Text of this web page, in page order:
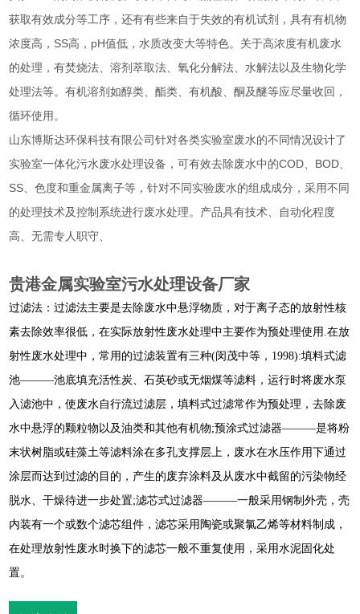
获取有效成分等工序，还有有些来自于失效的有机试剂，具有有机物
浓度高，SS高，pH值低，水质改变大等特色。关于高浓度有机废水
的处理，有焚烧法、溶剂萃取法、氧化分解法、水解法以及生物化学
处理法等。有机溶剂如醇类、酯类、有机酸、酮及醚等应尽量收回，
循环使用。
山东博斯达环保科技有限公司针对各类实验室废水的不同情况设计了
实验室一体化污水废水处理设备，可有效去除废水中的COD、BOD、
SS、色度和重金属离子等，针对不同实验废水的组成成分，采用不同
的处理技术及控制系统进行废水处理。产品具有技术、自动化程度
高、无需专人职守、
贵港金属实验室污水处理设备厂家
过滤法：过滤法主要是去除废水中悬浮物质，对于离子态的放射性核
素去除效率很低，在实际放射性废水处理中主要作为预处理使用.在放
射性废水处理中，常用的过滤装置有三种(闵茂中等，1998):填料式滤
池———池底填充活性炭、石英砂或无烟煤等滤料，运行时将废水泵
入滤池中，使废水自行流过滤层，填料式过滤常作为预处理，去除废
水中悬浮的颗粒物以及油类和其他有机物;预涂式过滤器———是将粉
末状树脂或硅藻土等滤料涂在多孔支撑层上，废水在水压作用下通过
涂层而达到过滤的目的，产生的废弃涂料及从废水中截留的污染物经
脱水、干燥待进一步处置;滤芯式过滤器———一般采用钢制外壳，壳
内装有一个或数个滤芯组件，滤芯采用陶瓷或聚氯乙烯等材料制成，
在处理放射性废水时换下的滤芯一般不重复使用，采用水泥固化处
置。